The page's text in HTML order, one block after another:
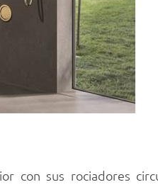
con sus rociadores